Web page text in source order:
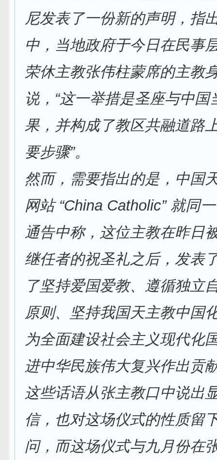
尼发表了一份新的声明，指
中，当地政府于今日在民事
荣休主教张伟柱蒙席的主教
说，“这一举措是圣座与中国
果，并构成了教区共融道路
要步骤”。
然而，需要指出的是，中国
网站 “China Catholic” 就同
通告中称，这位主教在昨日
继任者的祝圣礼之后，发表
了坚持爱国爱教、遵循独立
原则、坚持我国天主教中国
为全面建设社会主义现代化
进中华民族伟大复兴作出贡
这些话语从张主教口中说出
信，也对这场仪式的性质留
问，而这场仪式与九月份在